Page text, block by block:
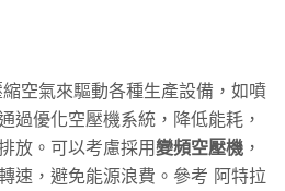
空氣來驅動各種生產設備，如噴
過優化空壓機系統，降低能耗，
放。可以考慮採用變頻空壓機 ，
速，避免能源浪費。參考 阿特拉